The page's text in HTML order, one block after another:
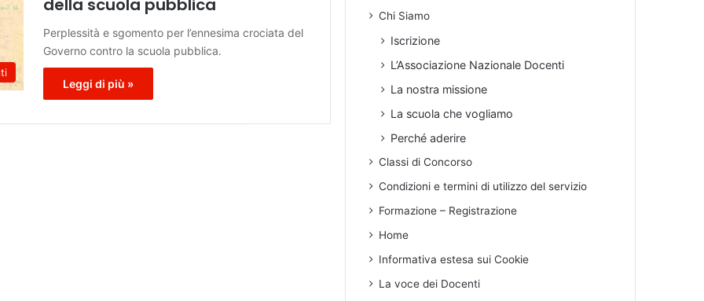
della scuola pubblica
Perplessità e sgomento per l’ennesima crociata del
Governo contro la scuola pubblica.
Leggi di più »
Chi Siamo
Iscrizione
L’Associazione Nazionale Docenti
La nostra missione
La scuola che vogliamo
Perché aderire
Classi di Concorso
Condizioni e termini di utilizzo del servizio
Formazione – Registrazione
Home
Informativa estesa sui Cookie
La voce dei Docenti